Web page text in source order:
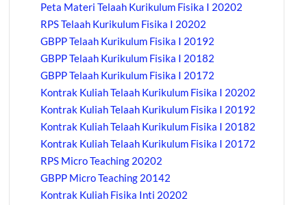
Peta Materi Telaah Kurikulum Fisika I 20202
RPS Telaah Kurikulum Fisika I 20202
GBPP Telaah Kurikulum Fisika I 20192
GBPP Telaah Kurikulum Fisika I 20182
GBPP Telaah Kurikulum Fisika I 20172
Kontrak Kuliah Telaah Kurikulum Fisika I 20202
Kontrak Kuliah Telaah Kurikulum Fisika I 20192
Kontrak Kuliah Telaah Kurikulum Fisika I 20182
Kontrak Kuliah Telaah Kurikulum Fisika I 20172
RPS Micro Teaching 20202
GBPP Micro Teaching 20142
Kontrak Kuliah Fisika Inti 20202